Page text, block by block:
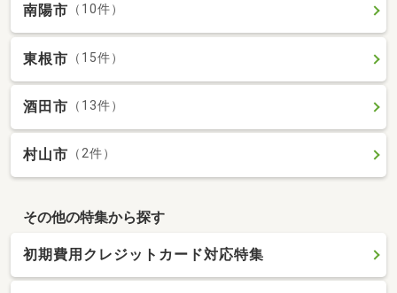
南陽市 （10件）
東根市 （15件）
酒田市 （13件）
村山市 （2件）
その他の特集から探す
初期費用クレジットカード対応特集